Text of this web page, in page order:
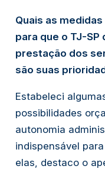
Quais as
para que o TJ-SP
prestação dos
são suas
Estabeleci
possibilidades
autonomia
indispensável
elas, destaco o